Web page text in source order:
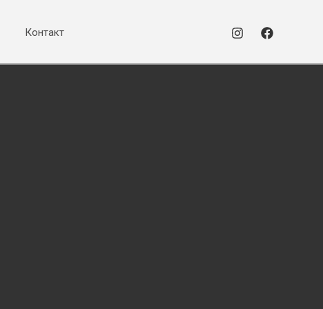
Контакт